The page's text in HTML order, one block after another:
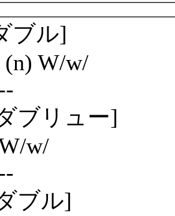
ブル]
W/w/
ブリュー]
w/
ブル]